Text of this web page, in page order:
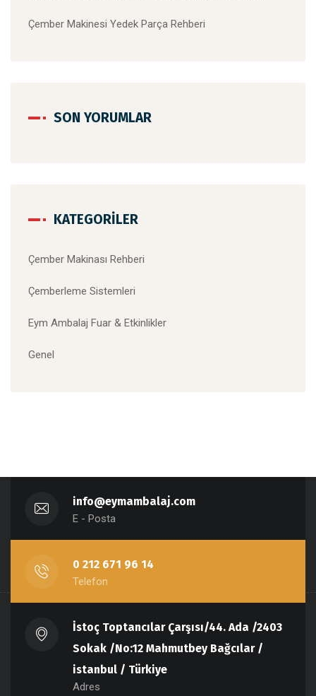
Çember Makinesi Yedek Parça Rehberi
SON YORUMLAR
KATEGORILER
Çember Makinası Rehberi
Çemberleme Sistemleri
Eym Ambalaj Fuar & Etkinlikler
Genel
info@eymambalaj.com
E - Posta
0 212 671 96 14
Telefon
İstoç Toptancılar Çarşısı/44. Ada /2403
Sokak /No:12 Mahmutbey Bağcılar /
istanbul / Türkiye
Adres